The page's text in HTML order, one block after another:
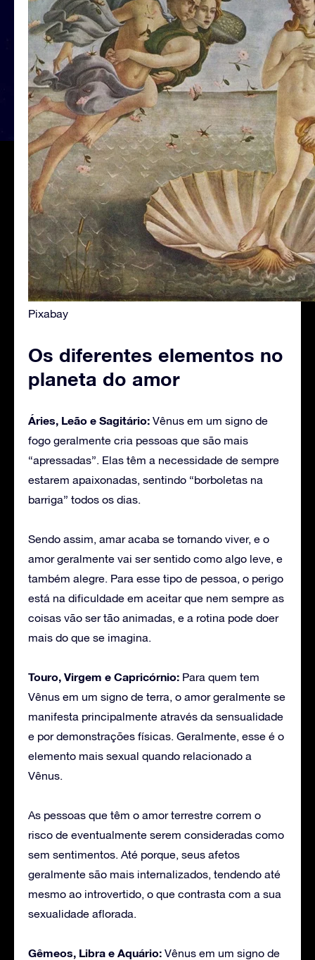
Pixabay
Os diferentes elementos no
planeta do amor
Áries, Leão e Sagitário: Vênus em um signo de
fogo geralmente cria pessoas que são mais
“apressadas”. Elas têm a necessidade de sempre
estarem apaixonadas, sentindo “borboletas na
barriga” todos os dias.
Sendo assim, amar acaba se tornando viver, e o
amor geralmente vai ser sentido como algo leve, e
também alegre. Para esse tipo de pessoa, o perigo
está na dificuldade em aceitar que nem sempre as
coisas vão ser tão animadas, e a rotina pode doer
mais do que se imagina.
Touro, Virgem e Capricórnio: Para quem tem
Vênus em um signo de terra, o amor geralmente se
manifesta principalmente através da sensualidade
e por demonstrações físicas. Geralmente, esse é o
elemento mais sexual quando relacionado a
Vênus.
As pessoas que têm o amor terrestre correm o
risco de eventualmente serem consideradas como
sem sentimentos. Até porque, seus afetos
geralmente são mais internalizados, tendendo até
mesmo ao introvertido, o que contrasta com a sua
sexualidade aflorada.
Gêmeos, Libra e Aquário: Vênus em um signo de